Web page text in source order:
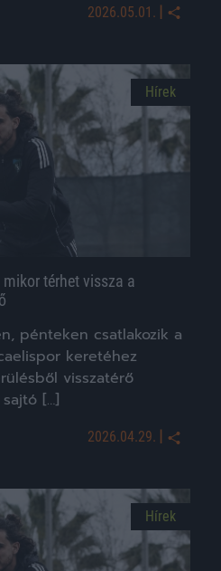
2026.05.01. |
Hírek
térhet vissza a
pénteken csatlakozik a
keretéhez
visszatérő
[…]
2026.04.29. |
Hírek